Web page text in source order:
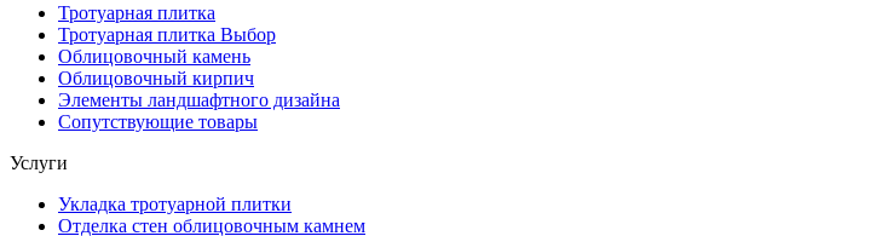
Тротуарная плитка
Тротуарная плитка Выбор
Облицовочный камень
Облицовочный кирпич
Элементы ландшафтного дизайна
Сопутствующие товары
Услуги
Укладка тротуарной плитки
Отделка стен облицовочным камнем